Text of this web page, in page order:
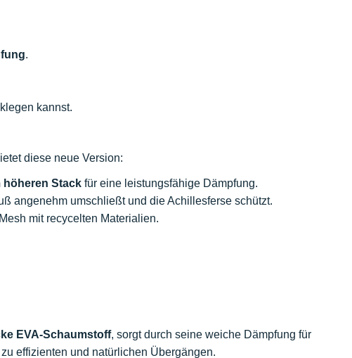
.
kannst.
diese neue Version:
höheren Stack für eine leistungsfähige Dämpfung.
angenehm umschließt und die Achillesferse schützt.
mit recycelten Materialien.
EVA-Schaumstoff, sorgt durch seine weiche Dämpfung für
effizienten und natürlichen Übergängen.